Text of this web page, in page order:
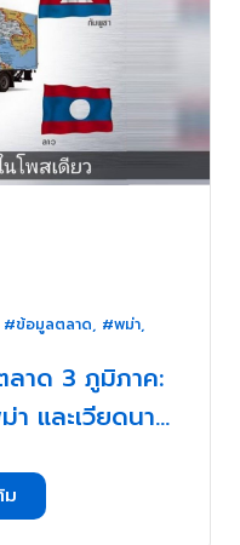
#ข้อมูลตลาด, #พม่า,
ลาด 3 ภูมิภาค:
และเวียดนาม
ม